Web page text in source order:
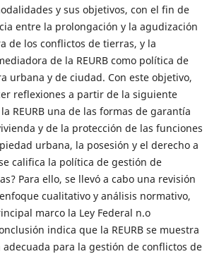
y sus objetivos, con el fin de
entre la prolongación y la agudización
de los conflictos de tierras, y la
de la REURB como política de
urbana y de ciudad. Con este objetivo,
reflexiones a partir de la siguiente
REURB una de las formas de garantía
y de la protección de las funciones
urbana, la posesión y el derecho a
califica la política de gestión de
Para ello, se llevó a cabo una revisión
cualitativo y análisis normativo,
marco la Ley Federal n.o
indica que la REURB se muestra
para la gestión de conflictos de